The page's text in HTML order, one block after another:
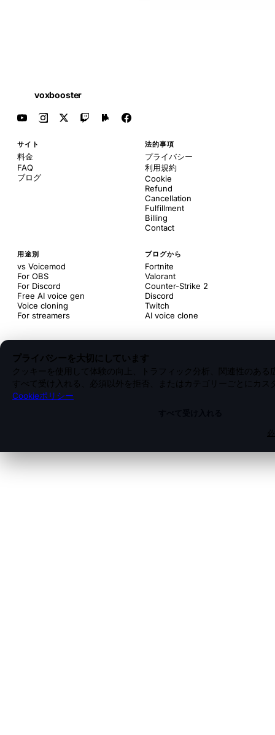
voxbooster
サイト
料金
FAQ
ブログ
法的事項
プライバシー
利用規約
Cookie
Refund
Cancellation
Fulfillment
Billing
Contact
用途別
vs Voicemod
For OBS
For Discord
Free AI voice gen
Voice cloning
For streamers
ブログから
Fortnite
Valorant
Counter-Strike 2
Discord
Twitch
AI voice clone
プライバシーを大切にしています
クッキーを使用して体験の向上、トラフィック分析、関連性のある
すべて受け入れる、必須以外を拒否、またはカテゴリーごとにカス
Cookieポリシー